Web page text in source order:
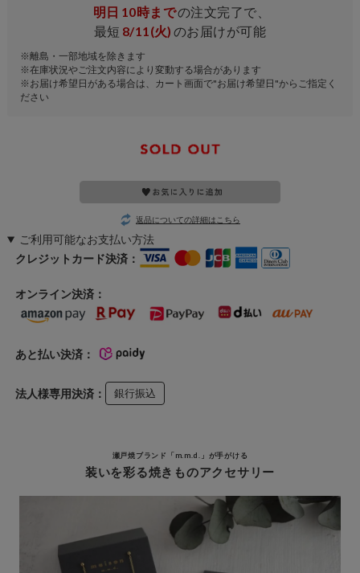
明日 10時までの注文完了で、
最短 8/11(火) のお届けが可能
※離島・一部地域を除きます
※在庫状況やご注文内容により変動する場合があります
※お届け希望日がある場合は、カート画面で"お届け希望日"からご指定く
ださい
返品についての詳細はこちら
ご利用可能なお支払い方法
クレジットカード決済：
オンライン決済：
あと払い決済：
法人様専用決済： 銀行振込
瀬戸焼ブランド「m.m.d.」が手がける
装いを彩る焼きものアクセサリー